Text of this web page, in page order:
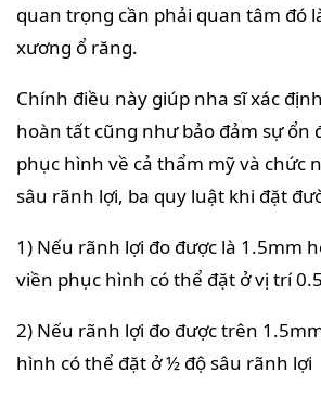
quan trọng cần phải quan tâm đó
xương ổ răng.
Chính điều này giúp nha sĩ xác
hoàn tất cũng như bảo đảm sự ổn
phục hình về cả thẩm mỹ và chức
sâu rãnh lợi, ba quy luật khi đặt
1) Nếu rãnh lợi đo được là 1.5mm
viền phục hình có thể đặt ở vị trí
2) Nếu rãnh lợi đo được trên
hình có thể đặt ở ½ độ sâu rãnh lợi